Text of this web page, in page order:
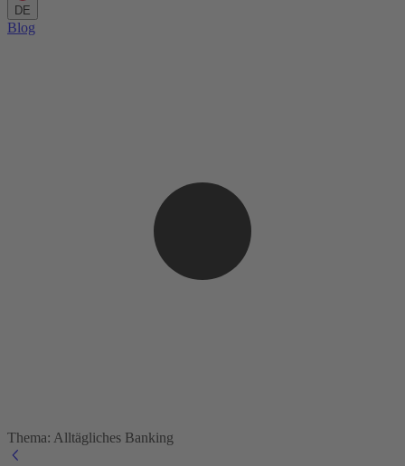
DE
Blog
Thema: Alltägliches Banking